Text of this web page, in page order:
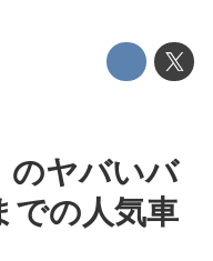
のヤバいバ
での人気車